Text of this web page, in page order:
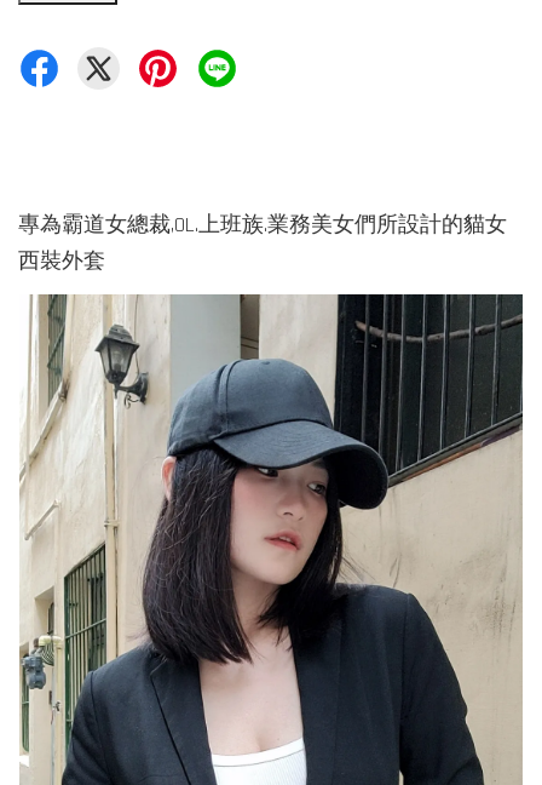
專為霸道女總裁,OL.上班族.業務美女們所設計的貓女
西裝外套